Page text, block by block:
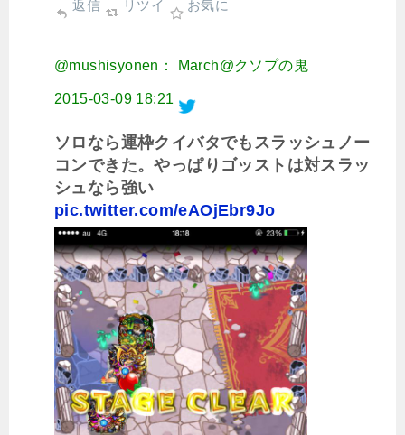
返信 リツイ お気に
@mushisyonen： March@クソプの鬼
2015-03-09 18:21
ソロなら運枠クイバタでもスラッシュノー
コンできた。やっぱりゴッストは対スラッ
シュなら強い
pic.twitter.com/eAOjEbr9Jo